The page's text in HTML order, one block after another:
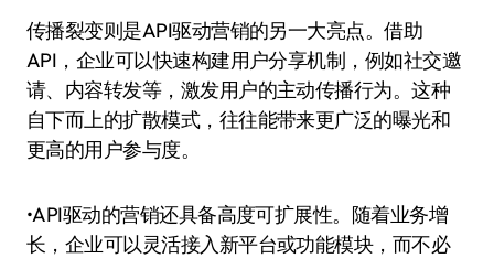
传播裂变则是API驱动营销的另一大亮点。借助
API，企业可以快速构建用户分享机制，例如社交邀
请、内容转发等，激发用户的主动传播行为。这种
自下而上的扩散模式，往往能带来更广泛的曝光和
更高的用户参与度。
•API驱动的营销还具备高度可扩展性。随着业务增
长，企业可以灵活接入新平台或功能模块，而不必